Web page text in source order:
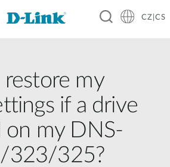
CZ|CS
my
if a drive
on my DNS-
323/325?